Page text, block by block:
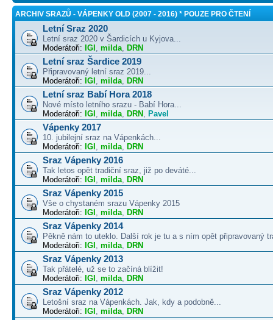
ARCHIV SRAZŮ - VÁPENKY OLD (2007 - 2016) * POUZE PRO ČTENÍ
Letní Sraz 2020
Letní sraz 2020 v Šardicích u Kyjova...
Moderátoři: IGI , milda, DRN
Letní sraz Šardice 2019
Připravovaný letní sraz 2019...
Moderátoři: IGI , milda, DRN
Letní sraz Babí Hora 2018
Nové místo letního srazu - Babí Hora...
Moderátoři: IGI , milda, DRN , Pavel
Vápenky 2017
10. jubilejní sraz na Vápenkách...
Moderátoři: IGI , milda, DRN
Sraz Vápenky 2016
Tak letos opět tradiční sraz, již po deváté...
Moderátoři: IGI , milda, DRN
Sraz Vápenky 2015
Vše o chystaném srazu Vápenky 2015
Moderátoři: IGI , milda, DRN
Sraz Vápenky 2014
Pěkně nám to uteklo. Další rok je tu a s ním opět připravovaný
Moderátoři: IGI , milda, DRN
Sraz Vápenky 2013
Tak přátelé, už se to začíná blížit!
Moderátoři: IGI , milda, DRN
Sraz Vápenky 2012
Letošní sraz na Vápenkách. Jak, kdy a podobně...
Moderátoři: IGI , milda, DRN